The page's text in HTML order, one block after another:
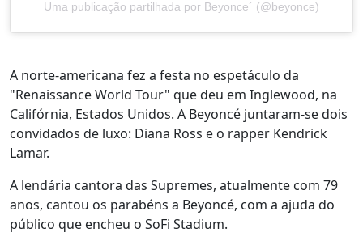
Uma publicação partilhada por Beyonce´ (@beyonce)
A norte-americana fez a festa no espetáculo da
"Renaissance World Tour" que deu em Inglewood, na
Califórnia, Estados Unidos. A Beyoncé juntaram-se dois
convidados de luxo: Diana Ross e o rapper Kendrick
Lamar.
A lendária cantora das Supremes, atualmente com 79
anos, cantou os parabéns a Beyoncé, com a ajuda do
público que encheu o SoFi Stadium.